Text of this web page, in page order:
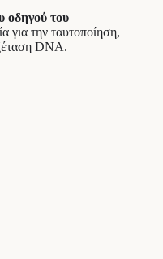
οδηγού του
για την ταυτοποίηση,
DNA.